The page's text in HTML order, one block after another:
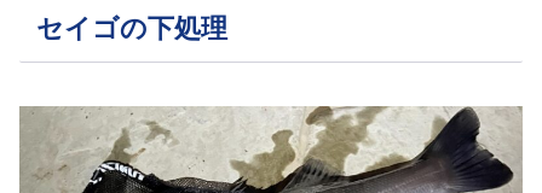
セイゴの下処理